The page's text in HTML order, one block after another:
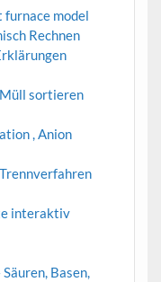
furnace model
Rechnen
sortieren
, Anion
interaktiv
Basen,